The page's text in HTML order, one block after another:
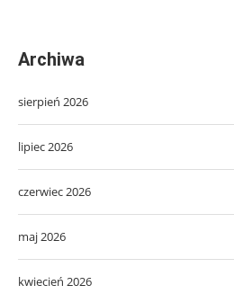
Archiwa
sierpień 2026
lipiec 2026
czerwiec 2026
maj 2026
kwiecień 2026